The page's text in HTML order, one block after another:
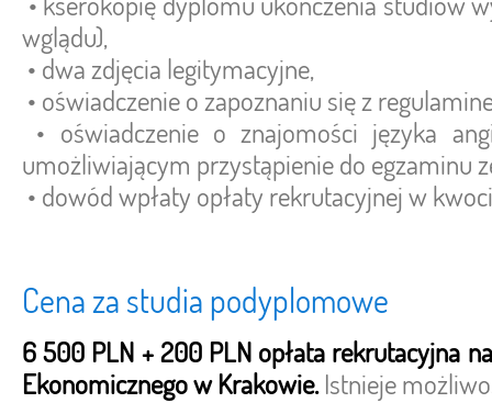
wglądu),
• dwa zdjęcia legitymacyjne,
• oświadczenie o zapoznaniu się z
• oświadczenie o znajomości języka
umożliwiającym przystąpienie do egzaminu
• dowód wpłaty opłaty rekrutacyjnej w
Cena za studia podyplomowe
6 500 PLN + 200 PLN opłata rekrutacyjna
Ekonomicznego w Krakowie.Istnieje